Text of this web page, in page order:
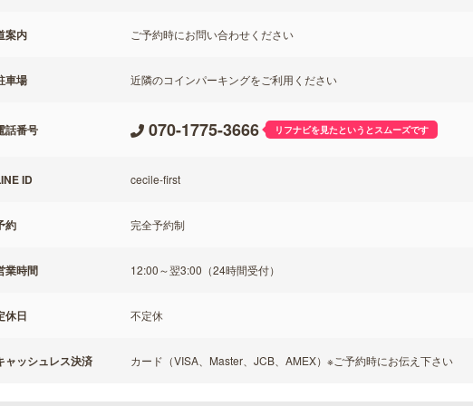
案内 ご予約時にお問い合わせください
車場 近隣のコインパーキングをご利用ください
話番号 070-1775-3666 リフナビを見たというとスムーズです
ID cecile‐first
約 完全予約制
業時間 12:00～翌3:00（24時間受付）
休日 不定休
ャッシュレス決済 カード（VISA、Master、JCB、AMEX）※ご予約時にお伝え下さい